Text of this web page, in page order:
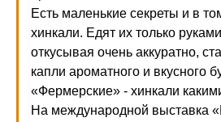
Есть маленькие секреты и в
хинкали. Едят их только
откусывая очень аккуратно,
капли ароматного и вкусного
«Фермерские» - хинкали
На международной